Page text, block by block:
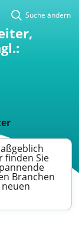
Suche ändern
finden Sie
Branchen